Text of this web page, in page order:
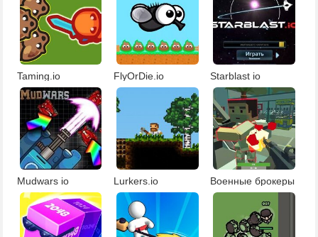
Taming.io FlyOrDie.io Starblast io
Mudwars io Lurkers.io Военные брокеры